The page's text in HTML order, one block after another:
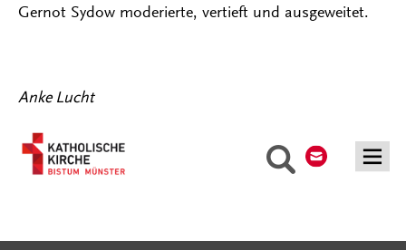
Suche
Gernot Sydow moderierte, vertieft und ausgeweitet.
Anke Lucht